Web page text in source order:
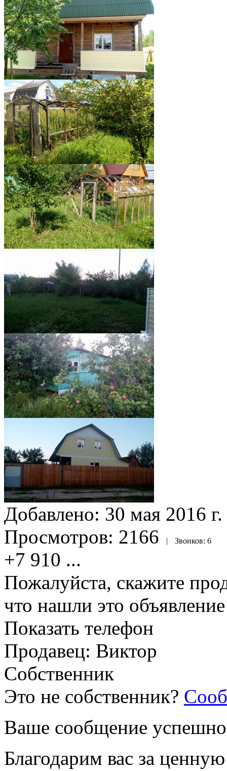
Добавлено: 30 мая 2016 г.
Просмотров: 2166 | Звонков: 6
+7 910 ...
Пожалуйста, скажите
что нашли это
Показать телефон
Продавец: Виктор
Собственник
Это не собственник?
Ваше сообщение успешно
Благодарим вас за